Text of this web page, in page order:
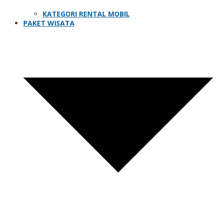
KATEGORI RENTAL MOBIL
PAKET WISATA